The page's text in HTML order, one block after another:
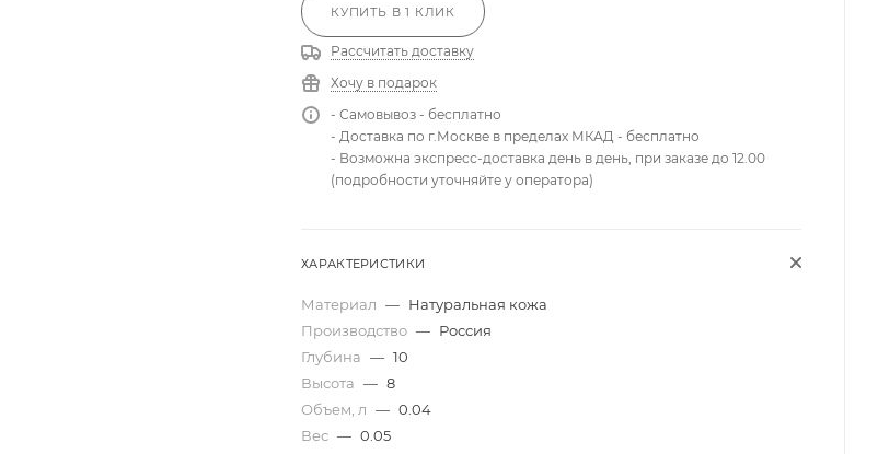
КУПИТЬ В 1 КЛИК
Рассчитать доставку
Хочу в подарок
- Самовывоз - бесплатно
- Доставка по г.Москве в пределах МКАД - бесплатно
- Возможна экспресс-доставка день в день, при заказе до 12.00
(подробности уточняйте у оператора)
ХАРАКТЕРИСТИКИ
Материал — Натуральная кожа
Производство — Россия
Глубина — 10
Высота — 8
Объем, л — 0.04
Вес — 0.05